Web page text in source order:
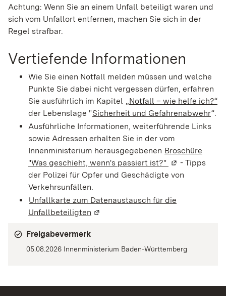
Achtung: Wenn Sie an einem Unfall beteiligt waren und
sich vom Unfallort entfernen, machen Sie sich in der
Regel strafbar.
Vertiefende Informationen
Wie Sie einen Notfall melden müssen und welche
Punkte Sie dabei nicht vergessen dürfen, erfahren
Sie ausführlich im Kapitel
„Notfall – wie helfe ich?“
der Lebenslage "Sicherheit und Gefahrenabwehr“.
Ausführliche Informationen, weiterführende Links
sowie Adressen erhalten Sie in der vom
Innenministerium herausgegebenen Broschüre
"Was geschieht, wenn's passiert ist?" (Wird in
- Tipps
der Polizei für Opfer und Geschädigte von
Verkehrsunfällen.
Unfallkarte zum Datenaustausch für die
Unfallbeteiligten (Wird in einem neuen Fenster
Freigabevermerk
05.08.2026 Innenministerium Baden-Württemberg